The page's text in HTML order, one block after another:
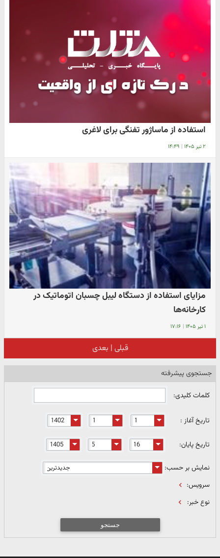
استفاده از ماساژور تفنگی برای لاغری
۲ تیر ۱۴۰۵ | ۱۴:۴۹
مزایای استفاده از دستگاه لیبل چسبان اتوماتیک در
کارخانه‌ها
۱ تیر ۱۴۰۵ | ۱۷:۱۶
قبلی | بعدی
جستجوی پیشرفته
کلمات کلیدی:
تاریخ آغاز :
تاریخ پایان:
نمایش بر حسب:
سرویس:
نوع خبر:
جستجو